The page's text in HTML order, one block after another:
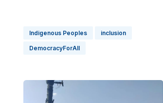
Indigenous Peoples inclusion
DemocracyForAll